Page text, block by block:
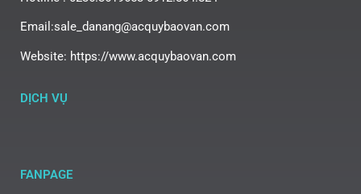
Email:sale_danang@acquybaovan.com
Website: https://www.acquybaovan.com
DỊCH VỤ
FANPAGE